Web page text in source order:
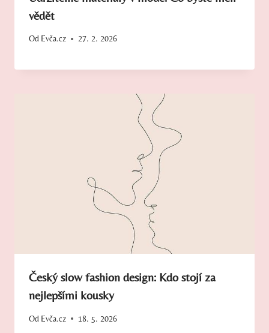
vědět
Od Evča.cz 27. 2. 2026
Český slow fashion design: Kdo stojí za
nejlepšími kousky
Od Evča.cz 18. 5. 2026